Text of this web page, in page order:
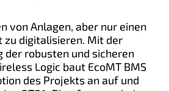
von Anlagen, aber nur einen
zu digitalisieren. Mit der
der robusten und sicheren
Logic baut EcoMT BMS
des Projekts an auf und